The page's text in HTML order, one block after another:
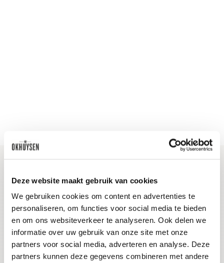
Deze website maakt gebruik van cookies
We gebruiken cookies om content en advertenties te
personaliseren, om functies voor social media te bieden
en om ons websiteverkeer te analyseren. Ook delen we
informatie over uw gebruik van onze site met onze
partners voor social media, adverteren en analyse. Deze
partners kunnen deze gegevens combineren met andere
Blijf op de hoogte
Ontvang het laatste wijnnieuws, proeverijen en
evenementen
E-mailadres